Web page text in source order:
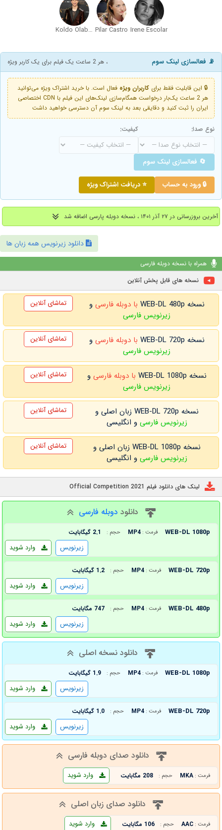
Irene Escolar
Pilar Castro
Koldo Olabarri
📡 فعالسازی لینک سوم ، هر 2 ساعت یک فیلم برای یک کاربر ویژه
🔒 این قابلیت فقط برای کاربران ویژه فعال است. با خرید اشتراک ویژه می‌توانید
هر 2 ساعت یک‌بار درخواست همگام‌سازی لینک‌های این فیلم با CDN اختصاصی
ایران را ثبت کنید و دقایقی بعد به لینک سوم آن دسترسی خواهید داشت
نوع صدا: کیفیت:
🔄 فعالسازی لینک سوم
🔒 ورود به حساب ⭐ دریافت اشتراک ویژه
آخرین بروزرسانی در ۲۷ آذر ۱۴۰۱ ، نسخه دوبله پارسی اضافه شد
دانلود زیرنویس همه زبان ها
همراه با نسخه دوبله فارسی
نسخه های قابل پخش آنلاین
نسخه WEB-DL 480p با دوبله فارسی و
زیرنویس فارسی
تماشای آنلاین
نسخه WEB-DL 720p با دوبله فارسی و
زیرنویس فارسی
تماشای آنلاین
نسخه WEB-DL 1080p با دوبله فارسی و
زیرنویس فارسی
تماشای آنلاین
نسخه WEB-DL 720p زبان اصلی و
زیرنویس فارسی و انگلیسی
تماشای آنلاین
نسخه WEB-DL 1080p زبان اصلی و
زیرنویس فارسی و انگلیسی
تماشای آنلاین
لینک های دانلود فیلم Official Competition 2021
دانلود دوبله فارسی
WEB-DL 1080p فرمت : MP4 حجم : 2.1 گیگابایت
وارد شوید زیرنویس
WEB-DL 720p فرمت : MP4 حجم : 1.2 گیگابایت
وارد شوید زیرنویس
WEB-DL 480p فرمت : MP4 حجم : 747 مگابایت
وارد شوید زیرنویس
دانلود نسخه اصلی
WEB-DL 1080p فرمت : MP4 حجم : 1.9 گیگابایت
وارد شوید زیرنویس
WEB-DL 720p فرمت : MP4 حجم : 1.0 گیگابایت
وارد شوید زیرنویس
دانلود صدای دوبله فارسی
فرمت : MKA حجم : 208 مگابایت وارد شوید
دانلود صدای زبان اصلی
فرمت : AAC حجم : 106 مگابایت وارد شوید